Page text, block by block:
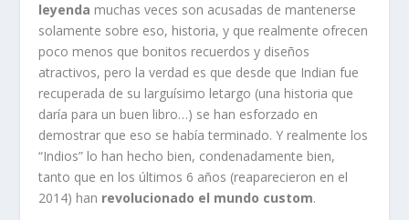
leyenda muchas veces son acusadas de mantenerse
solamente sobre eso, historia, y que realmente ofrecen
poco menos que bonitos recuerdos y diseños
atractivos, pero la verdad es que desde que Indian fue
recuperada de su larguísimo letargo (una historia que
daría para un buen libro…) se han esforzado en
demostrar que eso se había terminado. Y realmente los
“Indios” lo han hecho bien, condenadamente bien,
tanto que en los últimos 6 años (reaparecieron en el
2014) han revolucionado el mundo custom.